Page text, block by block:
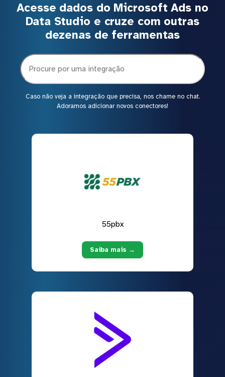
Acesse dados do Microsoft Ads no
Data Studio e cruze com outras
dezenas de ferramentas
Caso não veja a integração que precisa, nos chame no chat.
Adoramos adicionar novos conectores!
55pbx
Saiba mais →